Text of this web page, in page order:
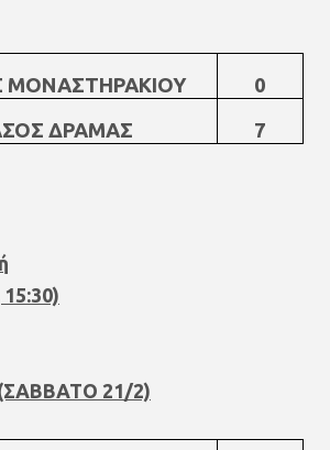
ΜΟΝΑΣΤΗΡΑΚΙΟΥ
0
ΔΡΑΜΑΣ
7
21/2)